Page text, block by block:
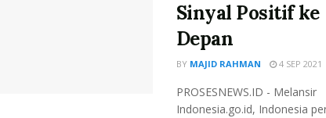
Sinyal Positif ke
Depan
BY MAJID RAHMAN 4 SEP 2021
PROSESNEWS.ID - Melansir
Indonesia.go.id, Indonesia